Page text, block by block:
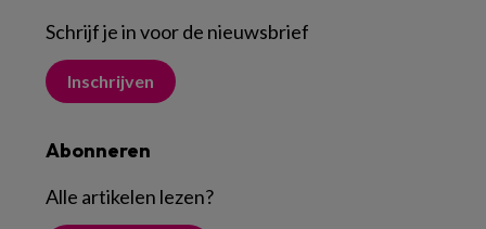
Schrijf je in voor de nieuwsbrief
Inschrijven
Abonneren
Alle artikelen lezen?